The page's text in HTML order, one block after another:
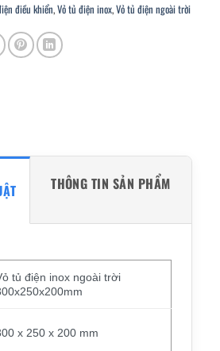
điều khiển,Vỏ tủ điện inox,Vỏ tủ điện ngoài trời
THÔNG TIN SẢN PHẨM
tủ điện inox ngoài trời
x 250 x 200 mm